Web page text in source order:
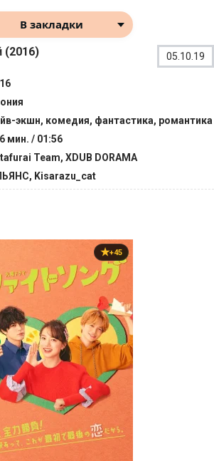
В закладки
(2016) 05.10.19
экшн, комедия, фантастика, романтика
мин. / 01:56
Team, XDUB DORAMA
Kisarazu_cat
+45